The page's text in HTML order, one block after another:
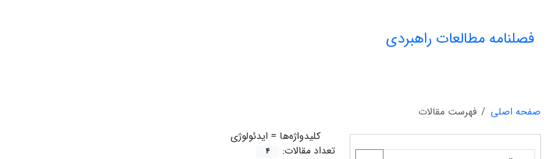
فصلنامه مطالعات راهبردی
صفحه اصلی
فهرست مقالات
کلیدواژه‌ها = ایدئولوژی
تعداد مقالات:
4